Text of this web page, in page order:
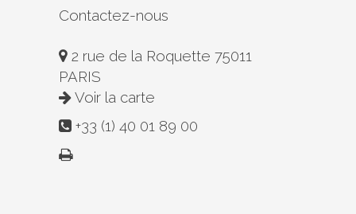
Contactez-nous
2 rue de la Roquette 75011
PARIS
Voir la carte
+33 (1) 40 01 89 00